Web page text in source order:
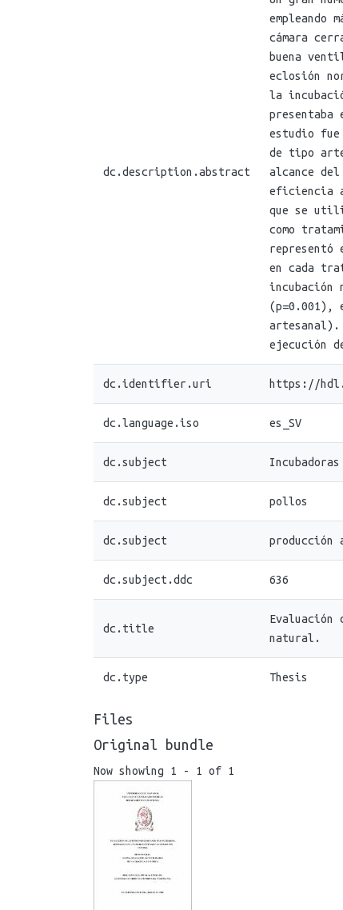
dc.description.abstract
empleando
cámara
buena
eclosión
la
estudio
de tipo
alcance
eficiencia
que se
como
representó
en cada
(p=0.001),
ejecución
dc.identifier.uri https://
dc.language.iso es_SV
dc.subject Incubadoras
dc.subject pollos
dc.subject producción
dc.subject.ddc 636
dc.title
Evaluación
natural.
dc.type Thesis
Files
Original bundle
Now showing 1 - 1 of 1